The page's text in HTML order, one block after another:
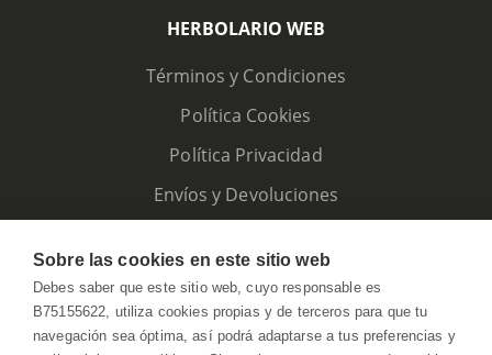
HERBOLARIO WEB
Términos y Condiciones
Política Cookies
Política Privacidad
Envíos y Devoluciones
Sobre las cookies en este sitio web
Debes saber que este sitio web, cuyo responsable es
B75155622, utiliza cookies propias y de terceros para que tu
navegación sea óptima, así podrá adaptarse a tus preferencias y